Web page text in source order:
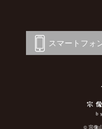
スマートフォ
© 宗像